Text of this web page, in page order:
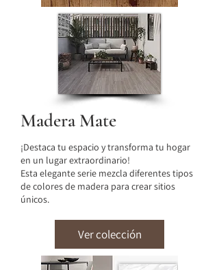
Madera Mate
¡Destaca tu espacio y transforma tu hogar
en un lugar extraordinario!
Esta elegante serie mezcla diferentes tipos
de colores de madera para crear sitios
únicos.
Ver colección